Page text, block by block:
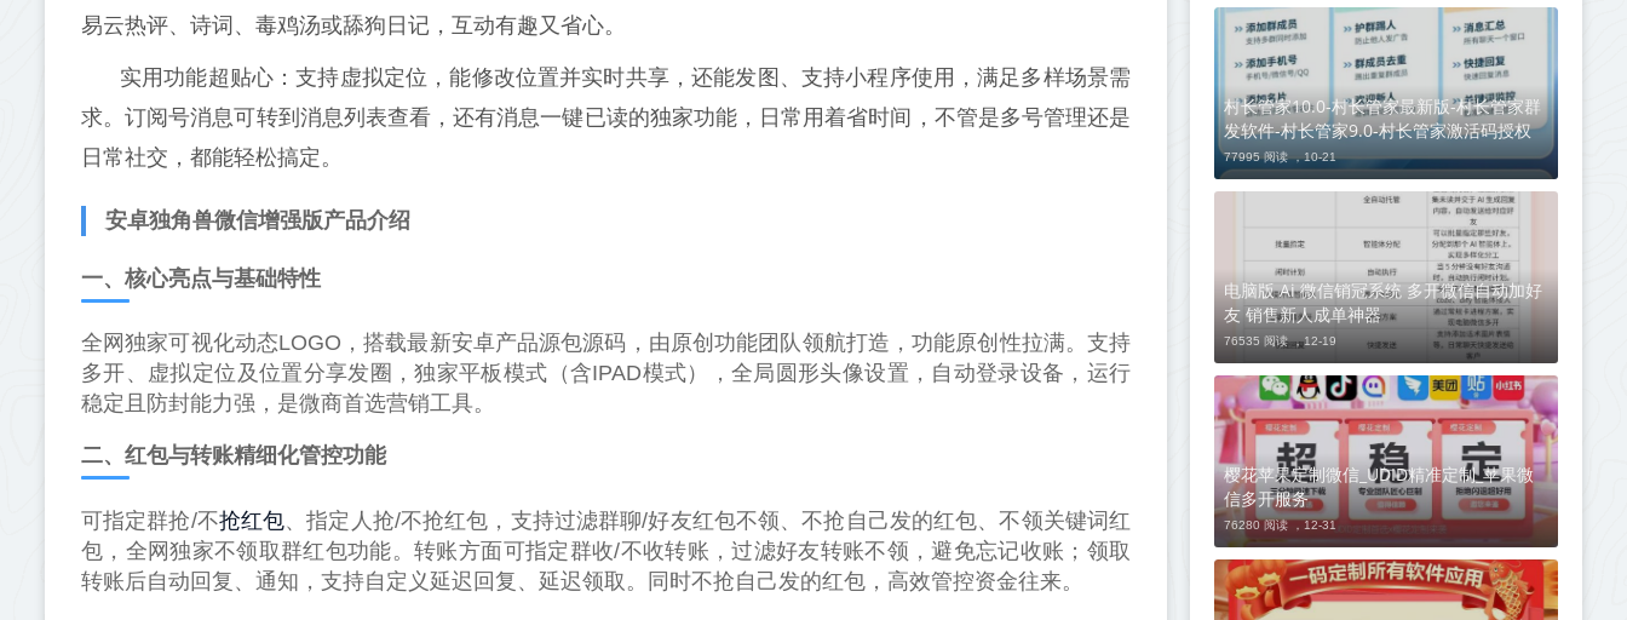
易云热评、诗词、毒鸡汤或舔狗日记，互动有趣又省心。
实用功能超贴心：支持虚拟定位，能修改位置并实时共享，还能发图、支持小程序使用，满足多样场景需
求。订阅号消息可转到消息列表查看，还有消息一键已读的独家功能，日常用着省时间，不管是多号管理还是
日常社交，都能轻松搞定。
安卓独角兽微信增强版产品介绍
一、核心亮点与基础特性
全网独家可视化动态LOGO，搭载最新安卓产品源包源码，由原创功能团队领航打造，功能原创性拉满。支持
多开、虚拟定位及位置分享发圈，独家平板模式（含IPAD模式），全局圆形头像设置，自动登录设备，运行
稳定且防封能力强，是微商首选营销工具。
二、红包与转账精细化管控功能
可指定群抢/不抢红包、指定人抢/不抢红包，支持过滤群聊/好友红包不领、不抢自己发的红包、不领关键词红
包，全网独家不领取群红包功能。转账方面可指定群收/不收转账，过滤好友转账不领，避免忘记收账；领取
转账后自动回复、通知，支持自定义延迟回复、延迟领取。同时不抢自己发的红包，高效管控资金往来。
村长管家10.0-村长管家最新版-村长管家群
发软件-村长管家9.0-村长管家激活码授权
77995 阅读 ，10-21
电脑版 Ai 微信销冠系统 多开微信自动加好
友 销售新人成单神器
76535 阅读 ，12-19
樱花苹果定制微信_UDID精准定制_苹果微
信多开服务
76280 阅读 ，12-31